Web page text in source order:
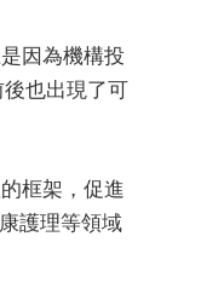
因為機構投
也出現了可
框架，促進
護理等領域